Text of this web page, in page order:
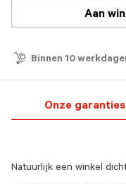
Aan
Binnen 10
Onze garanties
Natuurlijk een winkel